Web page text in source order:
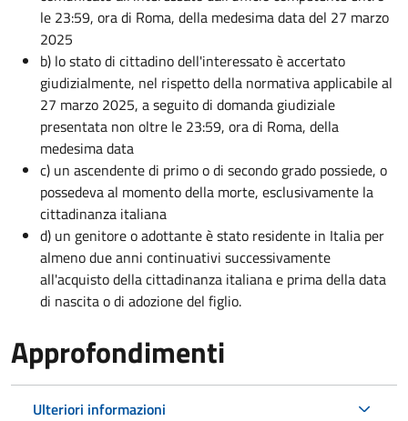
le 23:59, ora di Roma, della medesima data del 27 marzo
2025
b) lo stato di cittadino dell'interessato è accertato
giudizialmente, nel rispetto della normativa applicabile al
27 marzo 2025, a seguito di domanda giudiziale
presentata non oltre le 23:59, ora di Roma, della
medesima data
c) un ascendente di primo o di secondo grado possiede, o
possedeva al momento della morte, esclusivamente la
cittadinanza italiana
d) un genitore o adottante è stato residente in Italia per
almeno due anni continuativi successivamente
all'acquisto della cittadinanza italiana e prima della data
di nascita o di adozione del figlio.
Approfondimenti
Ulteriori informazioni